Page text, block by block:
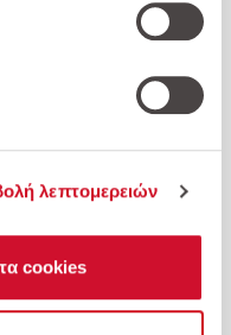
λεπτομερειών
cookies